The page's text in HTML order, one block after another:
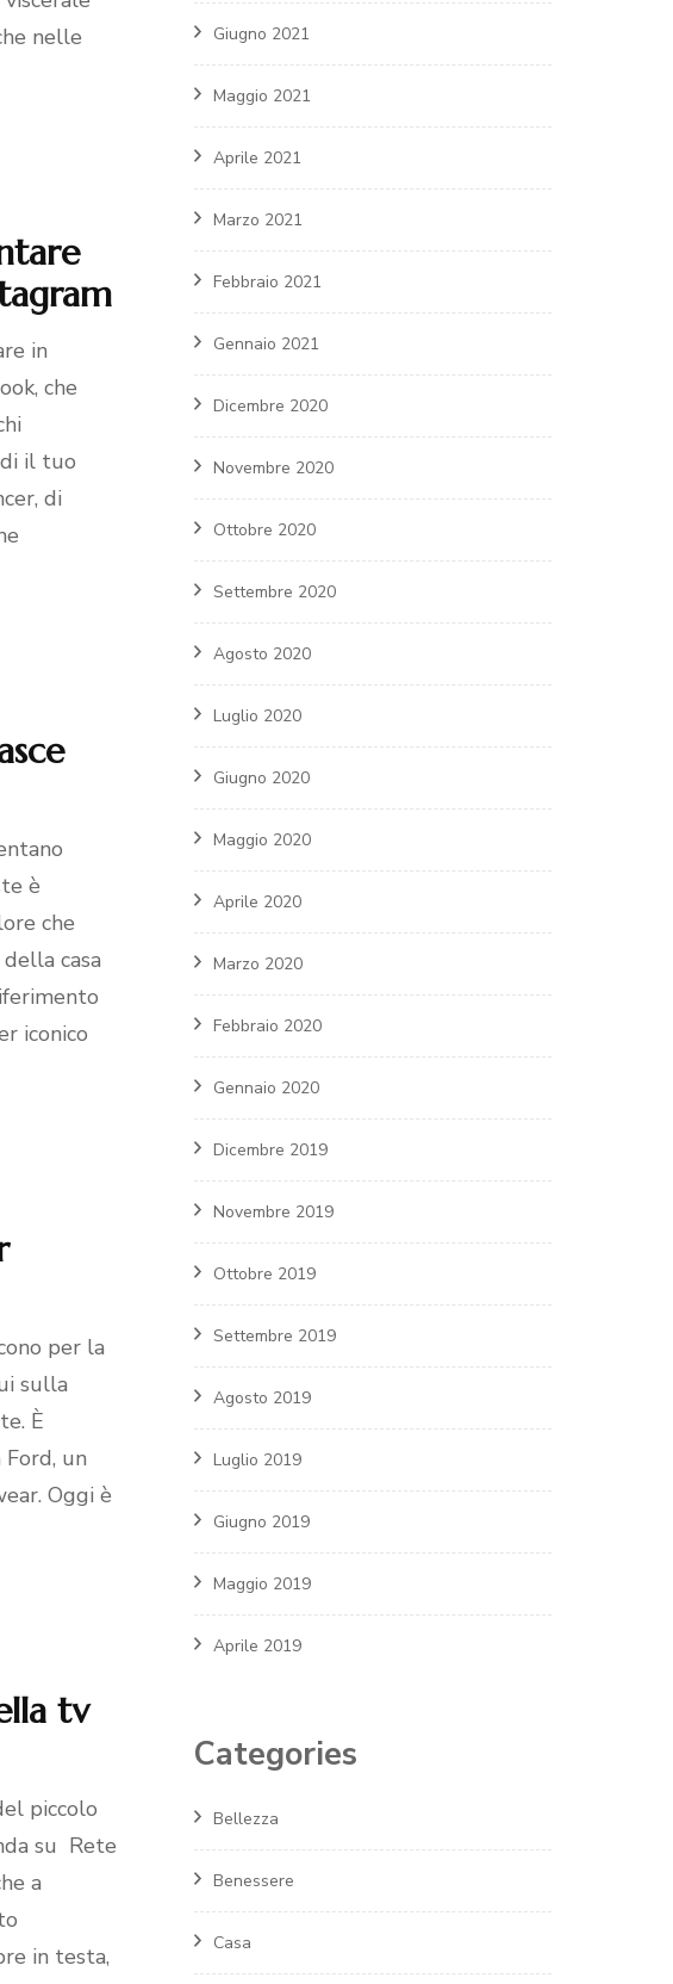
nelle
in
che
il tuo
di
è
che
casa
iconico
per la
sulla
È
un
Oggi è
tv
piccolo
su Rete
a
in testa,
Giugno 2021
Maggio 2021
Aprile 2021
Marzo 2021
Febbraio 2021
Gennaio 2021
Dicembre 2020
Novembre 2020
Ottobre 2020
Settembre 2020
Agosto 2020
Luglio 2020
Giugno 2020
Maggio 2020
Aprile 2020
Marzo 2020
Febbraio 2020
Gennaio 2020
Dicembre 2019
Novembre 2019
Ottobre 2019
Settembre 2019
Agosto 2019
Luglio 2019
Giugno 2019
Maggio 2019
Aprile 2019
Categories
Bellezza
Benessere
Casa